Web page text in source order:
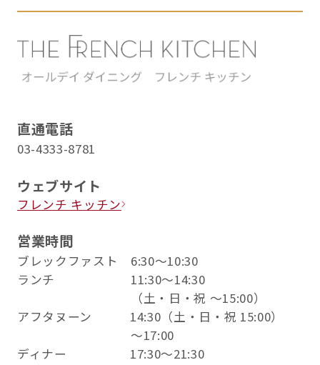
直通電話
03-4333-8781
ウェブサイト
フレンチ キッチン
営業時間
ブレックファスト 6:30〜10:30
ランチ 11:30～14:30
（土・日・祝 ～15:00）
アフタヌーン 14:30（土・日・祝 15:00）
～17:00
ディナー 17:30～21:30